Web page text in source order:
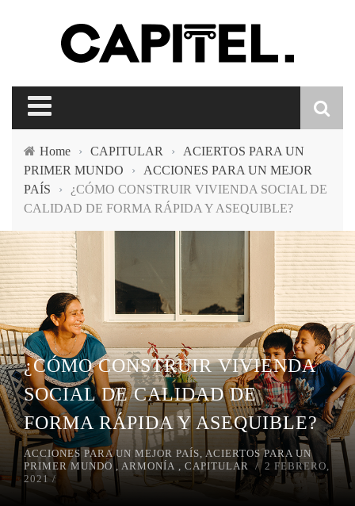
Home › CAPITULAR ›
ACIERTOS PARA UN
PRIMER MUNDO
›
ACCIONES PARA UN MEJOR
PAÍS
›
¿CÓMO CONSTRUIR VIVIENDA SOCIAL DE
CALIDAD DE FORMA RÁPIDA Y ASEQUIBLE?
¿CÓMO CONSTRUIR VIVIENDA
SOCIAL DE CALIDAD DE
FORMA RÁPIDA Y ASEQUIBLE?
ACCIONES PARA UN MEJOR PAÍS, ACIERTOS PARA UN
PRIMER MUNDO , ARMONÍA , CAPITULAR
2 FEBRERO,
2021